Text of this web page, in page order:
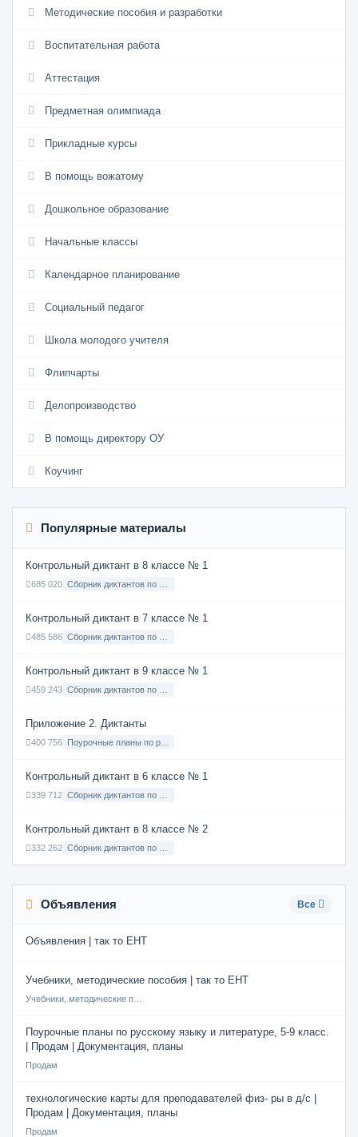
Методические пособия и разработки
Воспитательная работа
Аттестация
Предметная олимпиада
Прикладные курсы
В помощь вожатому
Дошкольное образование
Начальные классы
Календарное планирование
Социальный педагог
Школа молодого учителя
Флипчарты
Делопроизводство
В помощь директору ОУ
Коучинг
Популярные материалы
Контрольный диктант в 8 классе № 1
685 020
Контрольный диктант в 7 классе № 1
485 586
Контрольный диктант в 9 классе № 1
459 243
Приложение 2. Диктанты
400 756
Контрольный диктант в 6 классе № 1
339 712
Контрольный диктант в 8 классе № 2
332 262
Объявления Все
Объявления | так то ЕНТ
Учебники, методические пособия | так то ЕНТ
Поурочные планы по русскому языку и литературе, 5-9 класс.
| Продам | Документация, планы
Продам
технологические карты для преподавателей физ- ры в д/с |
Продам | Документация, планы
Продам